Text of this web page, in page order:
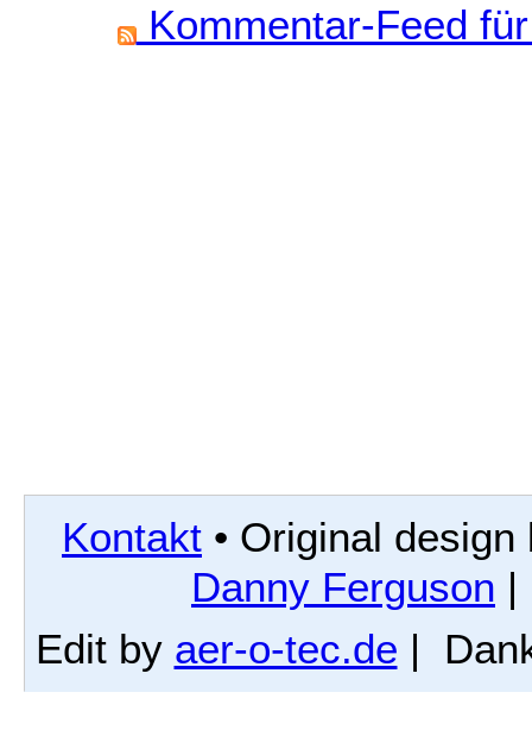
Kommentar-Feed
Kontakt • Original
Danny Ferguson |
Edit by aer-o-tec.de |